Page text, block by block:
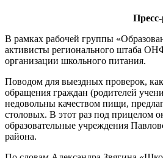
В рамках рабочей группы
активисты регионального штаба
организации школьного питания.
Поводом для выездных проверок,
обращения граждан (родителей
недовольны качеством пищи,
столовых. В этот раз под прицелом
образовательные учреждения
района.